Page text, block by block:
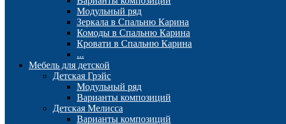
Модульный ряд
Зеркала в Спальню Карина
Комоды в Спальню Карина
Кровати в Спальню Карина
...
Мебель для детской
Детская Грэйс
Модульный ряд
Варианты композиций
Детская Мелисса
Варианты композиций